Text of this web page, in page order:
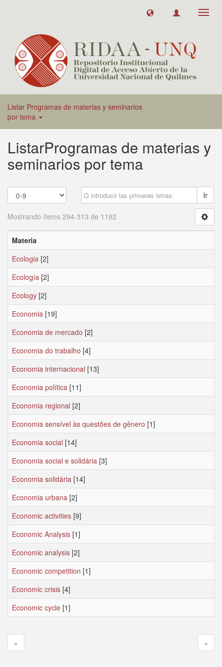
Listar Programas de materias y seminarios
por tema
ListarProgramas de materias y
seminarios por tema
Ir
Mostrando ítems 294-313 de 1192
Materia
Ecologia [2]
Ecología [2]
Ecology [2]
Economia [19]
Economia de mercado [2]
Economia do trabalho [4]
Economia internacional [13]
Economia política [11]
Economia regional [2]
Economia sensível às questões de gênero [1]
Economia social [14]
Economia social e solidária [3]
Economia solidária [14]
Economia urbana [2]
Economic activities [9]
Economic Analysis [1]
Economic analysis [2]
Economic competition [1]
Economic crisis [4]
Economic cycle [1]
« »